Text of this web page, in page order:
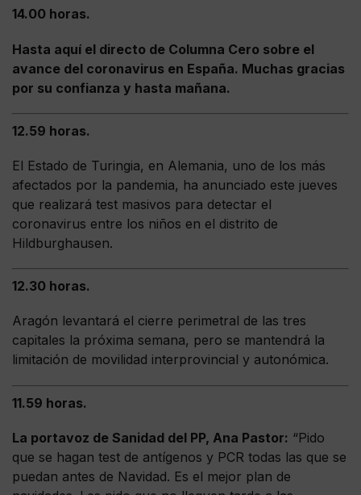
14.00 horas.
Hasta aquí el directo de Columna Cero sobre el
avance del coronavirus en España. Muchas gracias
por su confianza y hasta mañana.
12.59 horas.
El Estado de Turingia, en Alemania, uno de los más
afectados por la pandemia, ha anunciado este jueves
que realizará test masivos para detectar el
coronavirus entre los niños en el distrito de
Hildburghausen.
12.30 horas.
Aragón levantará el cierre perimetral de las tres
capitales la próxima semana, pero se mantendrá la
limitación de movilidad interprovincial y autonómica.
11.59 horas.
La portavoz de Sanidad del PP, Ana Pastor: “Pido
que se hagan test de antígenos y PCR todas las que se
puedan antes de Navidad. Es el mejor plan de